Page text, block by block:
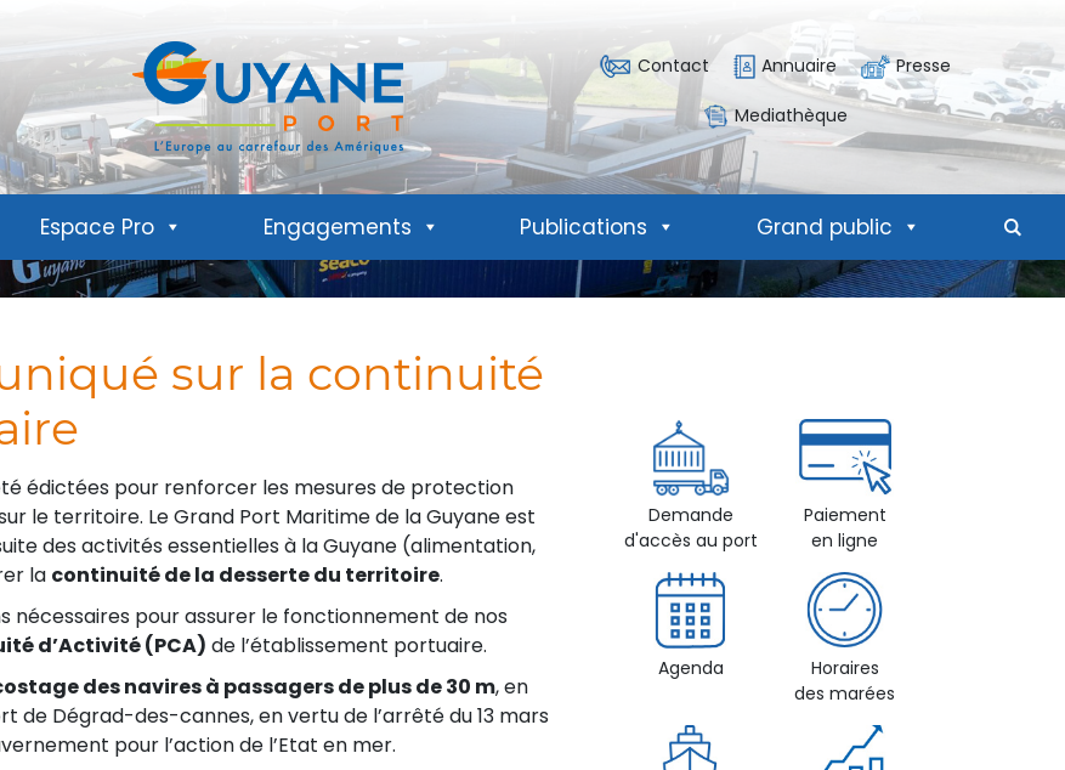
Contact Annuaire Presse
Mediathèque
Espace Pro Engagements Publications Grand public
sur la continuité
édictées pour renforcer les mesures de protection
le territoire. Le Grand Port Maritime de la Guyane est
des activités essentielles à la Guyane (alimentation,
la continuité de la desserte du territoire.
nécessaires pour assurer le fonctionnement de nos
d’Activité (PCA) de l’établissement portuaire.
des navires à passagers de plus de 30 m, en
de Dégrad-des-cannes, en vertu de l’arrêté du 13 mars
pour l’action de l’Etat en mer.
Demande
d'accès au port
Paiement
en ligne
Agenda
Horaires
des marées